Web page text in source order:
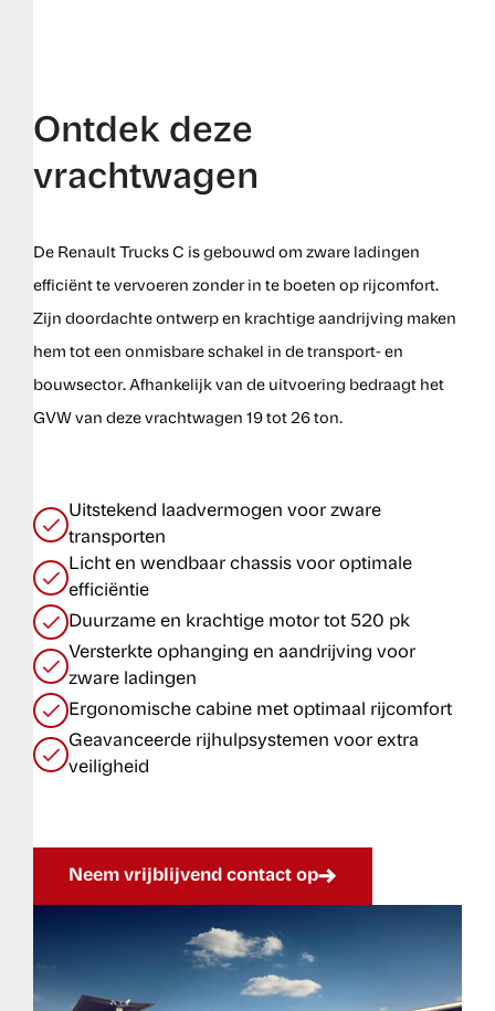
Ontdek deze
vrachtwagen
De Renault Trucks C is gebouwd om zware ladingen
efficiënt te vervoeren zonder in te boeten op rijcomfort.
Zijn doordachte ontwerp en krachtige aandrijving maken
hem tot een onmisbare schakel in de transport- en
bouwsector. Afhankelijk van de uitvoering bedraagt het
GVW van deze vrachtwagen 19 tot 26 ton.
Uitstekend laadvermogen voor zware
transporten
Licht en wendbaar chassis voor optimale
efficiëntie
Duurzame en krachtige motor tot 520 pk
Versterkte ophanging en aandrijving voor
zware ladingen
Ergonomische cabine met optimaal rijcomfort
Geavanceerde rijhulpsystemen voor extra
veiligheid
Neem vrijblijvend contact op